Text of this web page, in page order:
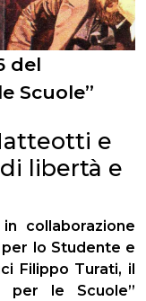
del
Scuole”
e
libertà e
collaborazione
per lo Studente e
Filippo Turati, il
per le Scuole”